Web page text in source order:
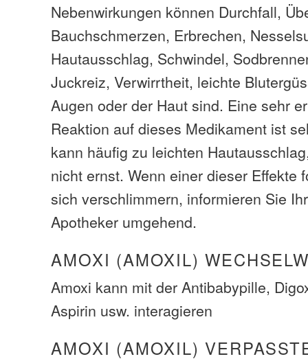
Nebenwirkungen können Durchfall,
Bauchschmerzen, Erbrechen,
Hautausschlag, Schwindel,
Juckreiz, Verwirrtheit, leichte
Augen oder der Haut sind. Eine sehr
Reaktion auf dieses Medikament ist
kann häufig zu leichten
nicht ernst. Wenn einer dieser Effekte
sich verschlimmern, informieren Sie
Apotheker umgehend.
AMOXI (AMOXIL)
Amoxi kann mit der Antibabypille,
Aspirin usw. interagieren
AMOXI (AMOXIL)